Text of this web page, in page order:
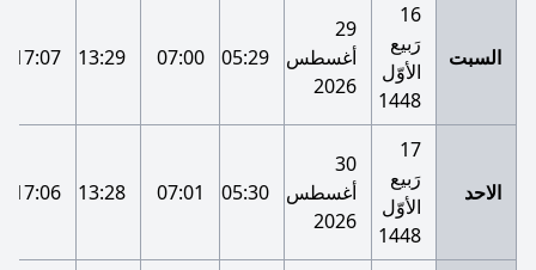
السبت
16
رَبيع
الأوّل
1448
29
أغسطس
2026
05:29
07:00
13:29
17:07
الاحد
17
رَبيع
الأوّل
1448
30
أغسطس
2026
05:30
07:01
13:28
17:06